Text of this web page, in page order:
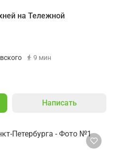
на Тележной
9 мин
Написать